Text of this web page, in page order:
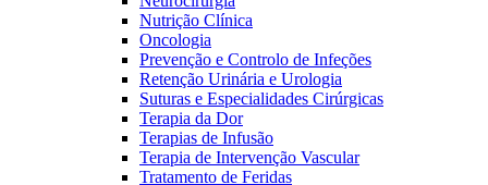
Nutrição Clínica
Oncologia
Prevenção e Controlo de Infeções
Retenção Urinária e Urologia
Suturas e Especialidades Cirúrgicas
Terapia da Dor
Terapias de Infusão
Terapia de Intervenção Vascular
Tratamento de Feridas